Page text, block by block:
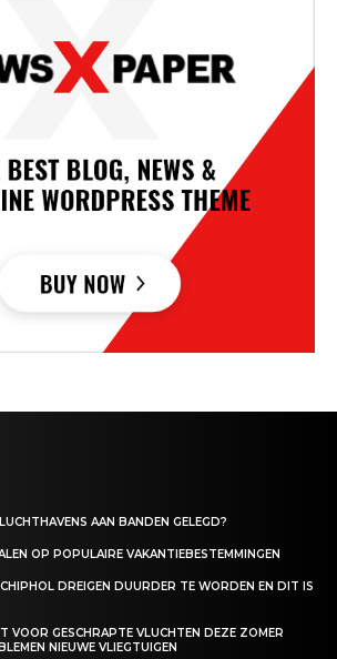
AAN BANDEN GELEGD?
OP POPULAIRE VAKANTIEBESTEMMINGEN
DREIGEN DUURDER TE WORDEN EN DIT IS
VOOR GESCHRAPTE VLUCHTEN DEZE ZOMER
NIEUWE VLIEGTUIGEN